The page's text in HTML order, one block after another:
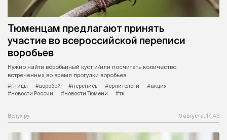
Тюменцам предлагают принять
участие во всероссийской переписи
воробьев
Нужно найти воробьиный куст и/или посчитать количество
встреченных во время прогулки воробьев.
#птицы
#воробей #перепись #орнитологи
#акция
#новости России
#новости Тюмени #тк
Вслух.ру 9 августа, 17:43